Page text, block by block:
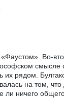
Во-
смысле
их рядом.
на том, что
ли ничего